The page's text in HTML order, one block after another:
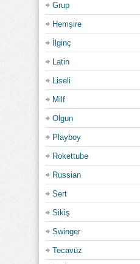
Grup
Hemşire
İlginç
Latin
Liseli
Milf
Olgun
Playboy
Rokettube
Russian
Sert
Sikiş
Swinger
Tecavüz